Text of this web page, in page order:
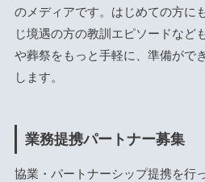
のメディアです。はじめての方に
じ境遇の方の教訓エピソードなど
や葬祭をもっと手軽に、準備がで
します。
業務提携パートナー募集
協業・パートナーシップ提携を行